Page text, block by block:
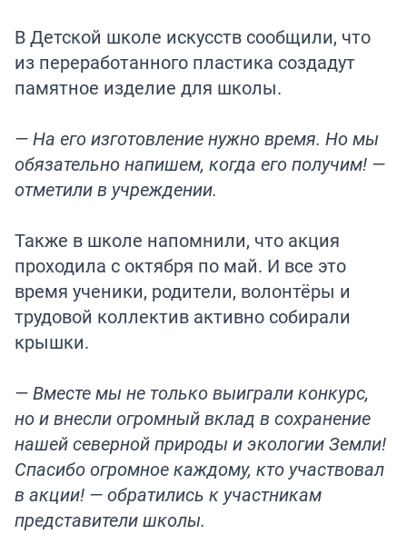
В Детской школе искусств сообщили, что
из переработанного пластика создадут
памятное изделие для школы.
— На его изготовление нужно время. Но мы
обязательно напишем, когда его получим! —
отметили в учреждении.
Также в школе напомнили, что акция
проходила с октября по май. И все это
время ученики, родители, волонтёры и
трудовой коллектив активно собирали
крышки.
— Вместе мы не только выиграли конкурс,
но и внесли огромный вклад в сохранение
нашей северной природы и экологии Земли!
Спасибо огромное каждому, кто участвовал
в акции! — обратились к участникам
представители школы.